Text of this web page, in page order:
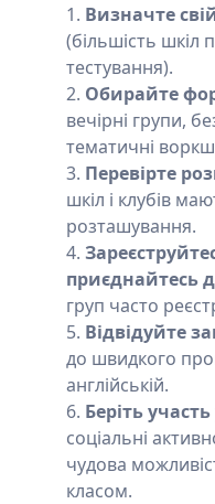
Визначте
(більшість
тестування).
Обирайте
вечірні групи,
тематичні
Перевірте
шкіл і клубів
розташування.
приєднайтесь
груп часто
Відвідуйте
до швидкого
англійській.
Беріть
соціальні
чудова
класом.